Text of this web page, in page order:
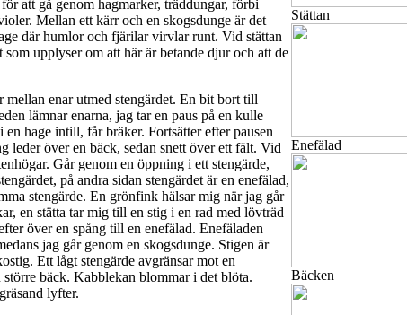
att gå genom hagmarker, träddungar, förbi
Mellan ett kärr och en skogsdunge är det
där humlor och fjärilar virvlar runt. Vid stättan
upplyser om att här är betande djur och att de
enar utmed stengärdet. En bit bort till
lämnar enarna, jag tar en paus på en kulle
hage intill, får bräker. Fortsätter efter pausen
leder över en bäck, sedan snett över ett fält. Vid
Går genom en öppning i ett stengärde,
på andra sidan stengärdet är en enefälad,
stengärde. En grönfink hälsar mig när jag går
en stätta tar mig till en stig i en rad med lövträd
över en spång till en enefälad. Enefäladen
jag går genom en skogsdunge. Stigen är
Ett lågt stengärde avgränsar mot en
bäck. Kabblekan blommar i det blöta.
lyfter.
Stättan
Enefälad
Bäcken